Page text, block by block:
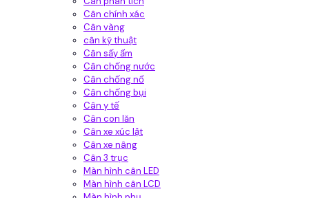
Cân chính xác
Cân vàng
cân kỹ thuật
Cân sấy ẩm
Cân chống nước
Cân chống nổ
Cân chống bụi
Cân y tế
Cân con lăn
Cân xe xúc lật
Cân xe nâng
Cân 3 trục
Màn hình cân LED
Màn hình cân LCD